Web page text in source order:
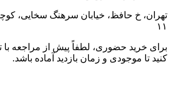
تهران، خ حافظ، خیابان سرهنگ سخایی،
۱۱
برای خرید حضوری، لطفاً پیش از مراجعه
کنید تا موجودی و زمان بازدید آماده باشد.